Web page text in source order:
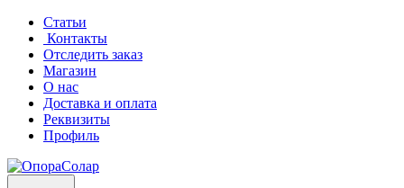
Перейти
навигации
Перейти
содержанию
Статьи
Контакты
Отследить заказ
Магазин
О нас
Доставка и оплата
Реквизиты
Профиль